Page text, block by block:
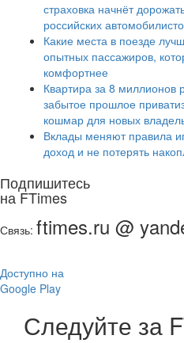
страховка начнёт
российских
Какие места в поезде
опытных пассажиров,
комфортнее
Квартира за 8 миллионов
забытое прошлое
кошмар для новых
Вклады меняют правила
доход и не потерять
Подпишитесь
на FTimes
Связь: ftimes.ru @
Доступно на
Google Play
Следуйте за